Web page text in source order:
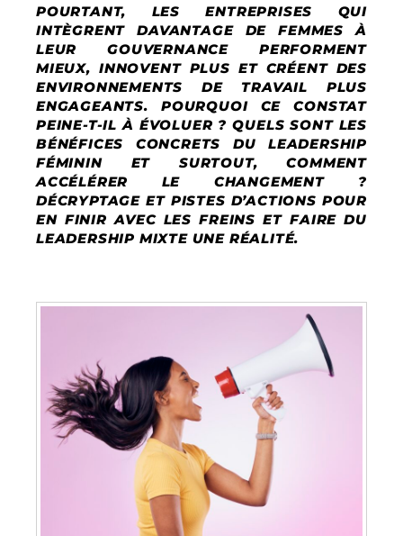
POURTANT, LES ENTREPRISES QUI
INTÈGRENT DAVANTAGE DE FEMMES À
LEUR GOUVERNANCE PERFORMENT
MIEUX, INNOVENT PLUS ET CRÉENT DES
ENVIRONNEMENTS DE TRAVAIL PLUS
ENGAGEANTS. POURQUOI CE CONSTAT
PEINE-T-IL À ÉVOLUER ? QUELS SONT LES
BÉNÉFICES CONCRETS DU LEADERSHIP
FÉMININ ET SURTOUT, COMMENT
ACCÉLÉRER LE CHANGEMENT ?
DÉCRYPTAGE ET PISTES D’ACTIONS POUR
EN FINIR AVEC LES FREINS ET FAIRE DU
LEADERSHIP MIXTE UNE RÉALITÉ.